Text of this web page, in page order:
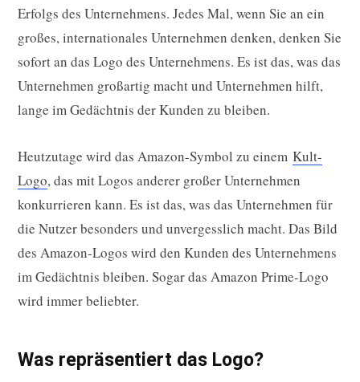
Erfolgs des Unternehmens. Jedes Mal, wenn Sie an ein
großes, internationales Unternehmen denken, denken Sie
sofort an das Logo des Unternehmens. Es ist das, was das
Unternehmen großartig macht und Unternehmen hilft,
lange im Gedächtnis der Kunden zu bleiben.
Heutzutage wird das Amazon-Symbol zu einem Kult-
Logo, das mit Logos anderer großer Unternehmen
konkurrieren kann. Es ist das, was das Unternehmen für
die Nutzer besonders und unvergesslich macht. Das Bild
des Amazon-Logos wird den Kunden des Unternehmens
im Gedächtnis bleiben. Sogar das Amazon Prime-Logo
wird immer beliebter.
Was repräsentiert das Logo?